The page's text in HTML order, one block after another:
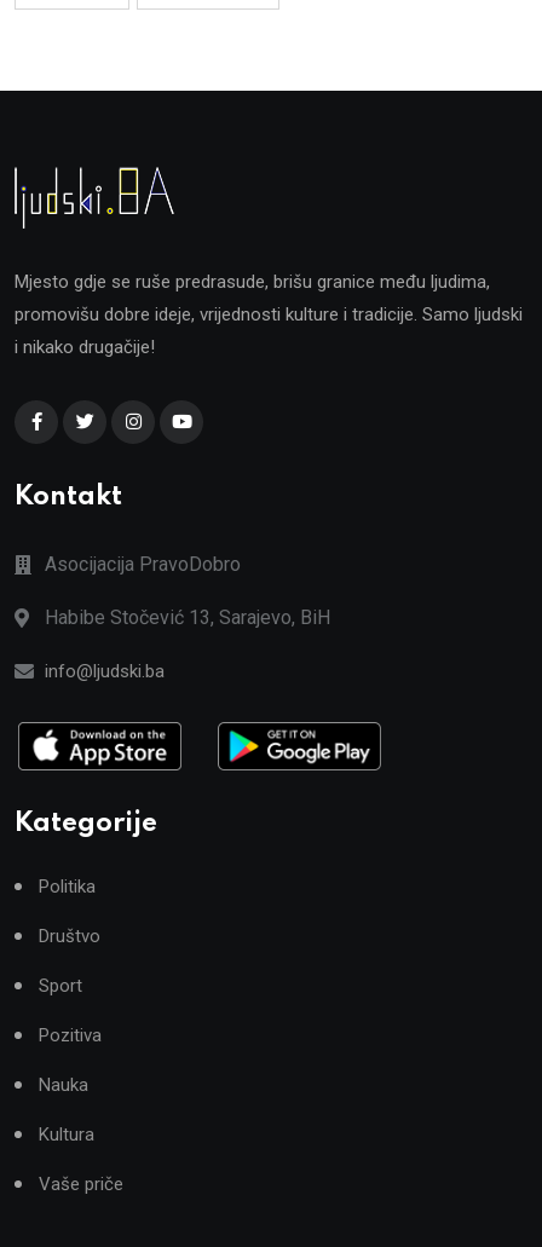
Mjesto gdje se ruše predrasude, brišu granice među ljudima,
promovišu dobre ideje, vrijednosti kulture i tradicije. Samo ljudski
i nikako drugačije!
Kontakt
Asocijacija PravoDobro
Habibe Stočević 13, Sarajevo, BiH
info@ljudski.ba
Kategorije
Politika
Društvo
Sport
Pozitiva
Nauka
Kultura
Vaše priče